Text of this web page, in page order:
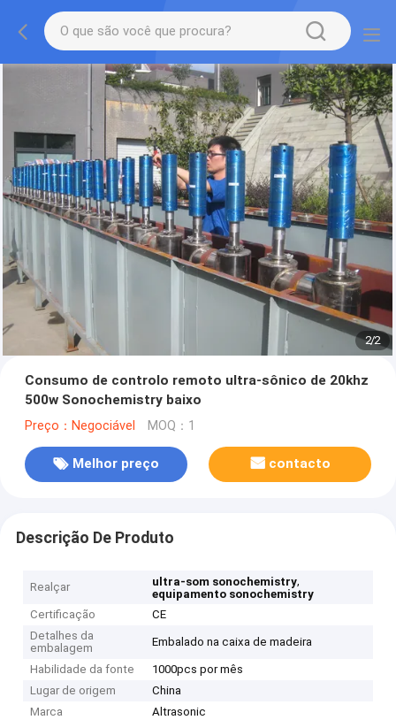
2/2
Consumo de controlo remoto ultra-sônico de 20khz
500w Sonochemistry baixo
Preço：Negociável MOQ：1
Melhor preço contacto
Descrição De Produto
Realçar ultra-som sonochemistry,
equipamento sonochemistry
Certificação
CE
Detalhes da
embalagem
Embalado na caixa de madeira
Habilidade da fonte
1000pcs por mês
Lugar de origem
China
Marca
Altrasonic